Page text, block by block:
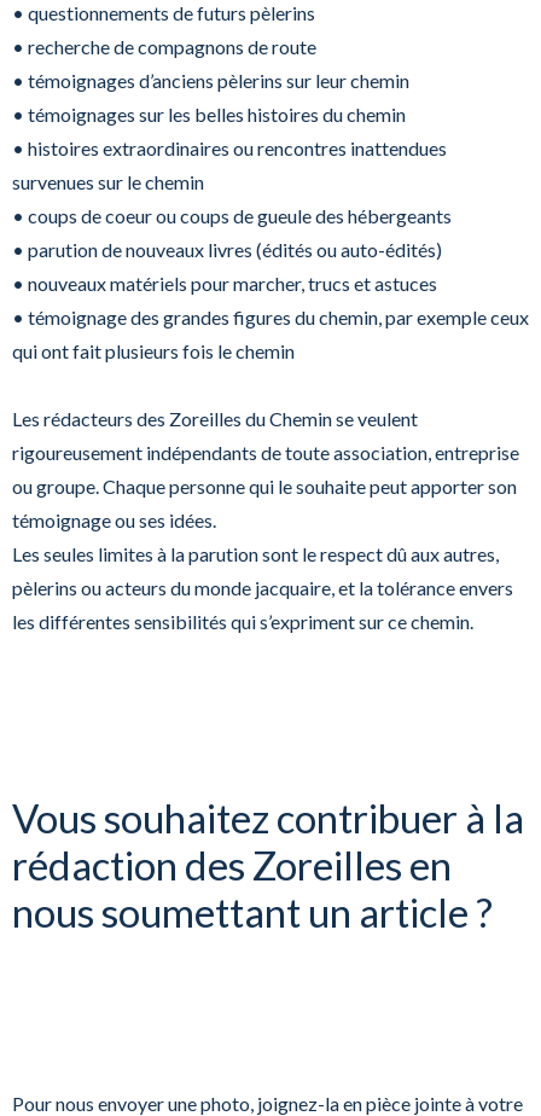
• questionnements de futurs pèlerins
• recherche de compagnons de route
• témoignages d’anciens pèlerins sur leur chemin
• témoignages sur les belles histoires du chemin
• histoires extraordinaires ou rencontres inattendues
survenues sur le chemin
• coups de coeur ou coups de gueule des hébergeants
• parution de nouveaux livres (édités ou auto-édités)
• nouveaux matériels pour marcher, trucs et astuces
• témoignage des grandes figures du chemin, par exemple ceux
qui ont fait plusieurs fois le chemin
Les rédacteurs des Zoreilles du Chemin se veulent
rigoureusement indépendants de toute association, entreprise
ou groupe. Chaque personne qui le souhaite peut apporter son
témoignage ou ses idées.
Les seules limites à la parution sont le respect dû aux autres,
pèlerins ou acteurs du monde jacquaire, et la tolérance envers
les différentes sensibilités qui s’expriment sur ce chemin.
Vous souhaitez contribuer à la
rédaction des Zoreilles en
nous soumettant un article ?
Pour nous envoyer une photo, joignez-la en pièce jointe à votre